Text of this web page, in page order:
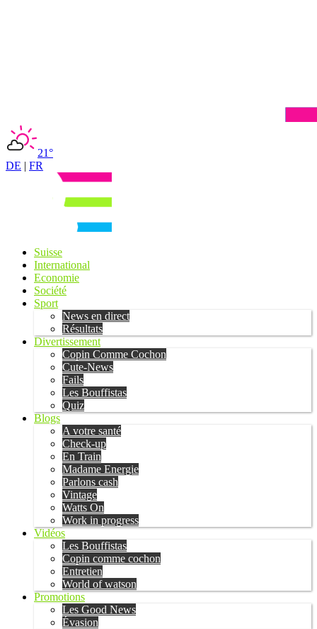
21°
DE | FR
Suisse
International
Economie
Société
Sport
News en direct
Résultats
Divertissement
Copin Comme Cochon
Cute-News
Fails
Les Bouffistas
Quiz
Blogs
A votre santé
Check-up
En Train
Madame Energie
Parlons cash
Vintage
Watts On
Work in progress
Vidéos
Les Bouffistas
Copin comme cochon
Entretien
World of watson
Promotions
Les Good News
Évasion